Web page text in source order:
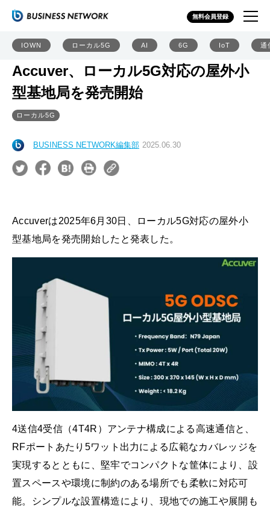
無料会員登録
IOWN ローカル5G AI 6G IoT 通
Accuver、ローカル5G対応の屋外小
型基地局を発売開始
ローカル5G
BUSINESS NETWORK編集部 2025.06.30
Accuverは2025年6月30日、ローカル5G対応の屋外小
型基地局を発売開始したと発表した。
4送信4受信（4T4R）アンテナ構成による高速通信と、
RFポートあたり5ワット出力による広範なカバレッジを
実現するとともに、堅牢でコンパクトな筐体により、設
置スペースや環境に制約のある場所でも柔軟に対応可
能。シンプルな設置構造により、現地での施工や展開も